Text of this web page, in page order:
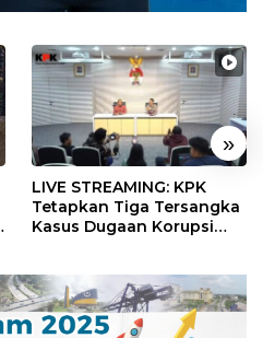
»
LIVE STREAMING: KPK
Tetapkan Tiga Tersangka
Kasus Dugaan Korupsi